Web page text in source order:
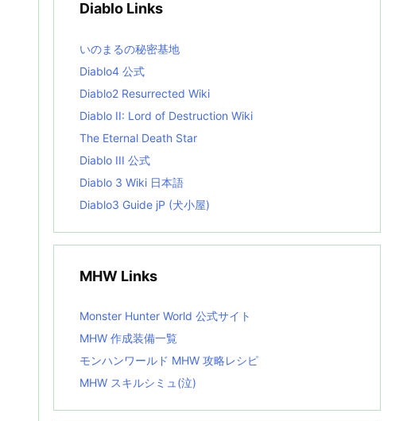
e
i
s
t
Diablo Links
いのまるの秘密基地
Diablo4 公式
Diablo2 Resurrected Wiki
Diablo II: Lord of Destruction Wiki
The Eternal Death Star
Diablo III 公式
Diablo 3 Wiki 日本語
Diablo3 Guide jP (犬小屋)
MHW Links
Monster Hunter World 公式サイト
MHW 作成装備一覧
モンハンワールド MHW 攻略レシピ
MHW スキルシミュ(泣)